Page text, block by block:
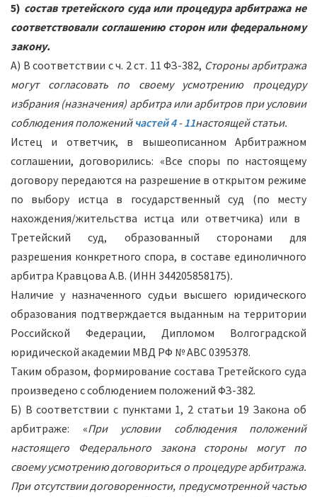
5) состав третейского суда или процедура арбитража не
соответствовали соглашению сторон или федеральному
закону.
А) В соответствии с ч. 2 ст. 11 ФЗ-382, Стороны арбитража
могут согласовать по своему усмотрению процедуру
избрания (назначения) арбитра или арбитров при условии
соблюдения положений частей 4-11настоящей статьи.
Истец и ответчик, в вышеописанном Арбитражном
соглашении, договорились: «Все споры по настоящему
договору передаются на разрешение в открытом режиме
по выбору истца в государственный суд (по месту
нахождения/жительства истца или ответчика) или в
Третейский суд, образованный сторонами для
разрешения конкретного спора, в составе единоличного
арбитра Кравцова А.В. (ИНН 344205858175).
Наличие у назначенного судьи высшего юридического
образования подтверждается выданным на территории
Российской Федерации, Дипломом Волгоградской
юридической академии МВД РФ № АВС 0395378.
Таким образом, формирование состава Третейского суда
произведено с соблюдением положений ФЗ-382.
Б) В соответствии с пунктами 1, 2 статьи 19 Закона об
арбитраже: «При условии соблюдения положений
настоящего Федерального закона стороны могут по
своему усмотрению договориться о процедуре арбитража.
При отсутствии договоренности, предусмотренной частью